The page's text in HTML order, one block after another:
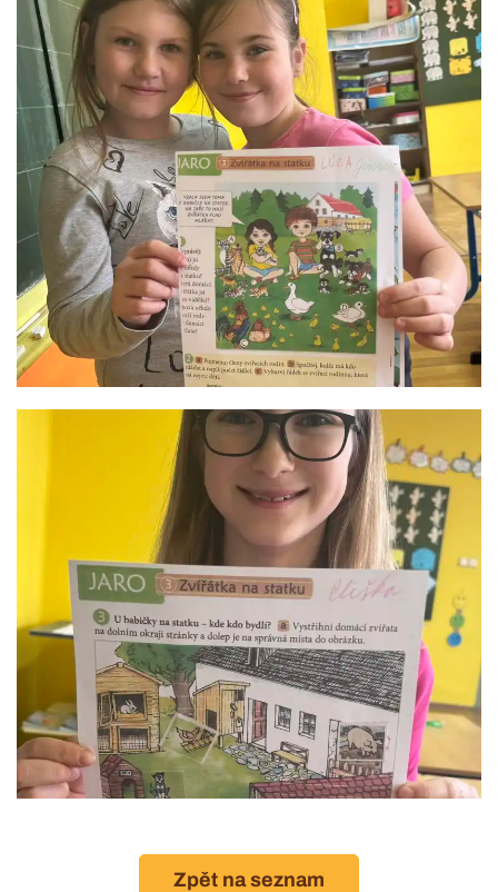
Zpět na seznam